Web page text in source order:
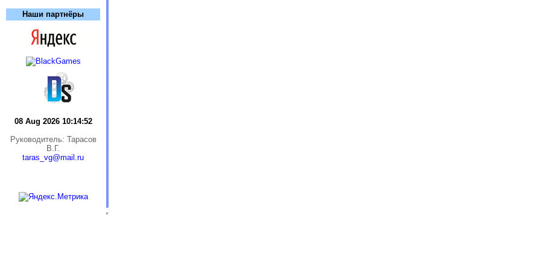
Наши партнёры
08 Aug 2026 10:14:52
Руководитель: Тарасов
В.Г.
taras_vg@mail.ru